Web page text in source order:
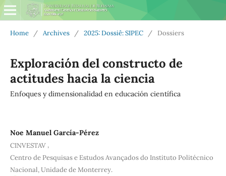
Home / Archives / 2025: Dossiê: SIPEC / Dossiers
Exploración del constructo de
actitudes hacia la ciencia
Enfoques y dimensionalidad en educación científica
Noe Manuel García-Pérez
CINVESTAV,
Centro de Pesquisas e Estudos Avançados do Instituto Politécnico
Nacional, Unidade de Monterrey.